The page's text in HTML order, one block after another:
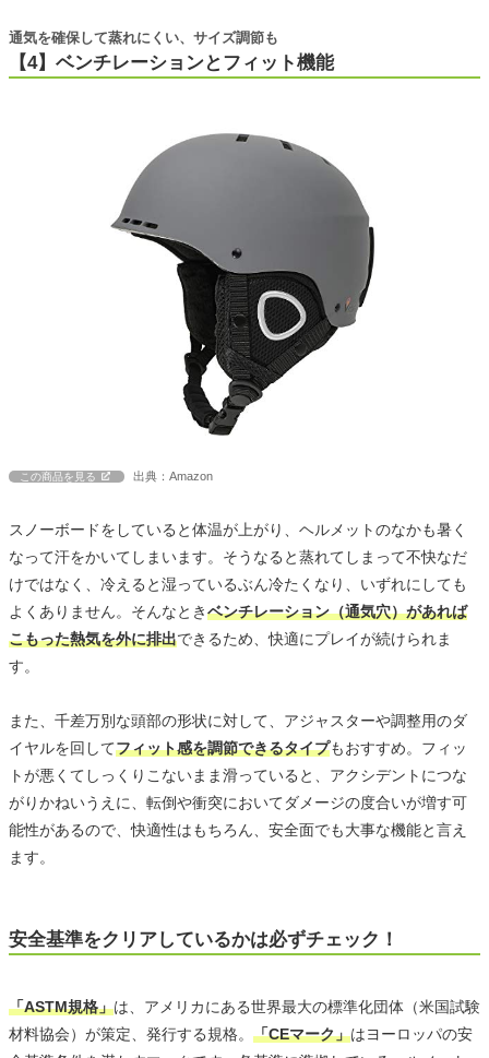
【4】ベンチレーションとフィット機能
通気を確保して蒸れにくい、サイズ調節も
この商品を見る 出典：Amazon
スノーボードをしていると体温が上がり、ヘルメットのなかも暑く
なって汗をかいてしまいます。そうなると蒸れてしまって不快なだ
けではなく、冷えると湿っているぶん冷たくなり、いずれにしても
よくありません。そんなときベンチレーション（通気穴）があれば
こもった熱気を外に排出できるため、快適にプレイが続けられま
す。
また、千差万別な頭部の形状に対して、アジャスターや調整用のダ
イヤルを回してフィット感を調節できるタイプもおすすめ。フィッ
トが悪くてしっくりこないまま滑っていると、アクシデントにつな
がりかねいうえに、転倒や衝突においてダメージの度合いが増す可
能性があるので、快適性はもちろん、安全面でも大事な機能と言え
ます。
安全基準をクリアしているかは必ずチェック！
「ASTM規格」は、アメリカにある世界最大の標準化団体（米国試験
材料協会）が策定、発行する規格。 「CEマーク」はヨーロッパの安